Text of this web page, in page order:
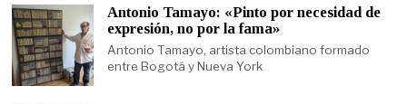
Antonio Tamayo: «Pinto por necesidad de
expresión, no por la fama»
Antonio Tamayo, artista colombiano formado
entre Bogotá y Nueva York